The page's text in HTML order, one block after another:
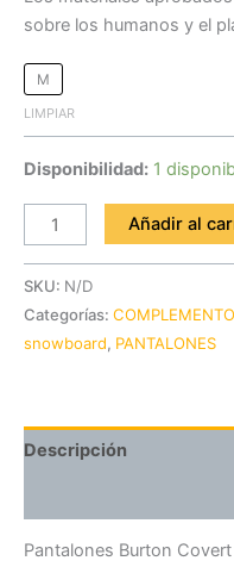
sobre los humanos y el
M
LIMPIAR
Disponibilidad: 1
Añadir al
SKU: N/D
Categorías:
snowboard, PANTALONES
Descripción
Pantalones Burton